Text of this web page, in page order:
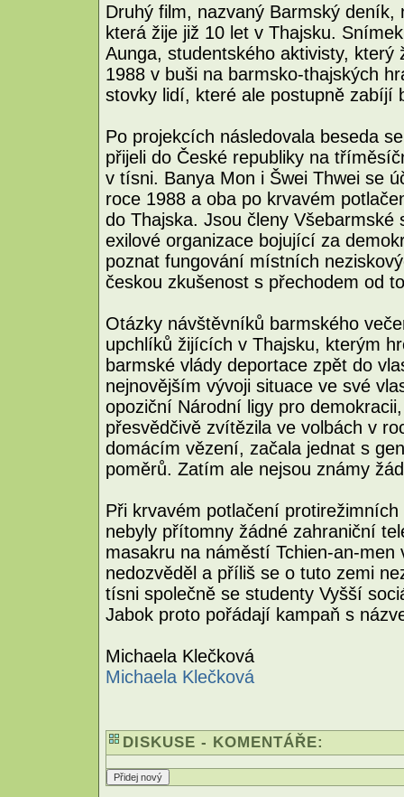
Druhý film, nazvaný Barmský deník,
která žije již 10 let v Thajsku.
Aunga, studentského aktivisty,
1988 v buši na barmsko-thajských
stovky lidí, které ale postupně zabíjí
Po projekcích následovala beseda
přijeli do České republiky na
v tísni. Banya Mon i Šwei Thwei se
roce 1988 a oba po krvavém
do Thajska. Jsou členy
exilové organizace bojující za
poznat fungování místních
českou zkušenost s přechodem od
Otázky návštěvníků barmského
upchlíků žijících v Thajsku, kterým
barmské vlády deportace zpět do
nejnovějším vývoji situace ve své
opoziční Národní ligy pro
přesvědčivě zvítězila ve volbách v
domácím vězení, začala jednat s
poměrů. Zatím ale nejsou známy
Při krvavém potlačení
nebyly přítomny žádné zahraniční
masakru na náměstí Tchien-an-
nedozvěděl a příliš se o tuto zemi
tísni společně se studenty Vyšší
Jabok proto pořádají kampaň s
Michaela Klečková
Michaela Klečková
DISKUSE - KOMENTÁŘE: